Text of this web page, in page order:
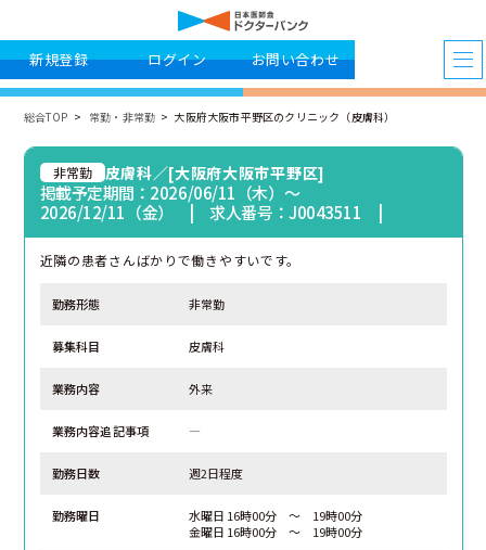
新規登録 ログイン お問い合わせ
総合TOP 常勤・非常勤 大阪府大阪市平野区のクリニック（皮膚科）
非常勤 皮膚科／[大阪府大阪市平野区]
掲載予定期間：2026/06/11（木）〜
2026/12/11（金） | 求人番号：J0043511 |
近隣の患者さんばかりで働きやすいです。
勤務形態 非常勤
募集科目 皮膚科
業務内容 外来
業務内容追記事項 ―
勤務日数 週2日程度
勤務曜日
水曜日 16時00分 ～ 19時00分
金曜日 16時00分 ～ 19時00分